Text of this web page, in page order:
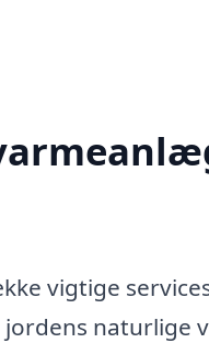
vigtige
naturlige